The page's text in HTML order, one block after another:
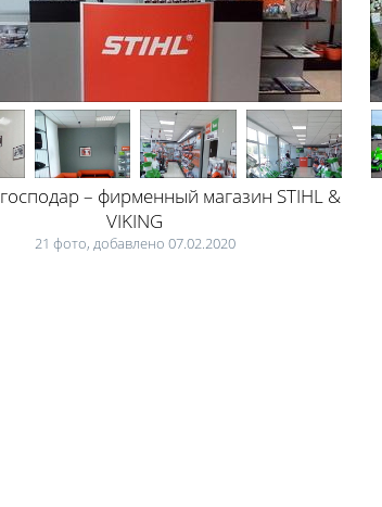
– фирменный магазин STIHL &
VIKING
21 фото, добавлено 07.02.2020